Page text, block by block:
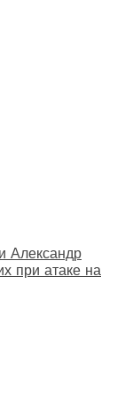
Александр
при атаке на